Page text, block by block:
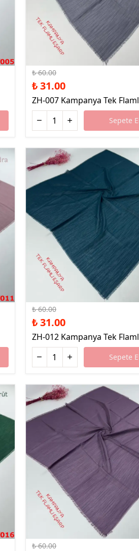
₺ 60.00
₺ 31.00
ZH-007 Kampanya Tek
Sepete
₺ 60.00
₺ 31.00
ZH-012 Kampanya Tek
Sepete
₺ 60.00